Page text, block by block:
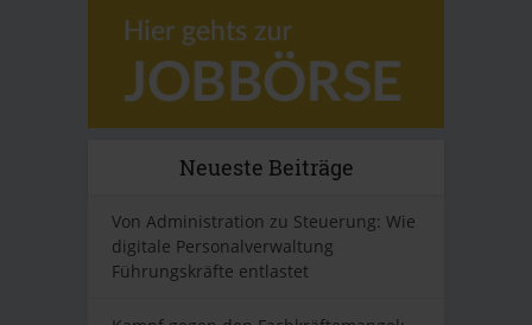
Neueste Beiträge
Von Administration zu Steuerung: Wie
digitale Personalverwaltung
Führungskräfte entlastet